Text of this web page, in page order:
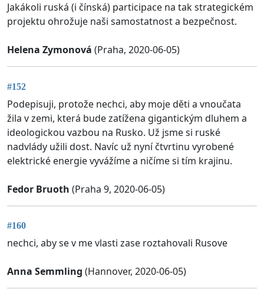
Jakákoli ruská (i čínská) participace na tak strategickém
projektu ohrožuje naši samostatnost a bezpečnost.
Helena Zymonová (Praha, 2020-06-05)
#152
Podepisuji, protože nechci, aby moje děti a vnoučata
žila v zemi, která bude zatížena gigantickým dluhem a
ideologickou vazbou na Rusko. Už jsme si ruské
nadvlády užili dost. Navíc už nyní čtvrtinu vyrobené
elektrické energie vyvážíme a ničíme si tím krajinu.
Fedor Bruoth (Praha 9, 2020-06-05)
#160
nechci, aby se v me vlasti zase roztahovali Rusove
Anna Semmling (Hannover, 2020-06-05)